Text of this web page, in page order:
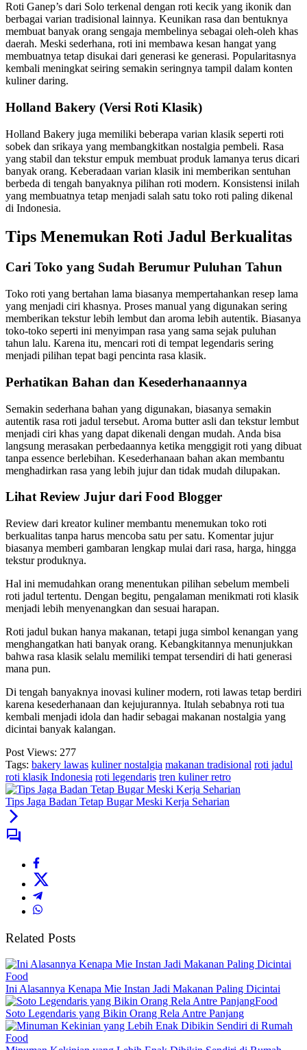
Roti Ganep’s dari Solo terkenal dengan roti kecik yang ikonik dan
berbagai varian tradisional lainnya. Keunikan rasa dan bentuknya
membuat banyak orang sengaja membelinya sebagai oleh-oleh khas
daerah. Meski sederhana, roti ini membawa kesan hangat yang
membuatnya tetap disukai dari generasi ke generasi. Popularitasnya
kembali meningkat seiring semakin seringnya tampil dalam konten
kuliner daring.
Holland Bakery (Versi Roti Klasik)
Holland Bakery juga memiliki beberapa varian klasik seperti roti
sobek dan srikaya yang membangkitkan nostalgia pembeli. Rasa
yang stabil dan tekstur empuk membuat produk lamanya terus dicari
banyak orang. Keberadaan varian klasik ini memberikan sentuhan
berbeda di tengah banyaknya pilihan roti modern. Konsistensi inilah
yang membuatnya tetap menjadi salah satu toko roti paling dikenal
di Indonesia.
Tips Menemukan Roti Jadul Berkualitas
Cari Toko yang Sudah Berumur Puluhan Tahun
Toko roti yang bertahan lama biasanya mempertahankan resep lama
yang menjadi ciri khasnya. Proses manual yang digunakan sering
memberikan tekstur lebih lembut dan aroma lebih autentik. Biasanya
toko-toko seperti ini menyimpan rasa yang sama sejak puluhan
tahun lalu. Karena itu, mencari roti di tempat legendaris sering
menjadi pilihan tepat bagi pencinta rasa klasik.
Perhatikan Bahan dan Kesederhanaannya
Semakin sederhana bahan yang digunakan, biasanya semakin
autentik rasa roti jadul tersebut. Aroma butter asli dan tekstur lembut
menjadi ciri khas yang dapat dikenali dengan mudah. Anda bisa
langsung merasakan perbedaannya ketika menggigit roti yang dibuat
tanpa essence berlebihan. Kesederhanaan bahan akan membantu
menghadirkan rasa yang lebih jujur dan tidak mudah dilupakan.
Lihat Review Jujur dari Food Blogger
Review dari kreator kuliner membantu menemukan toko roti
berkualitas tanpa harus mencoba satu per satu. Komentar jujur
biasanya memberi gambaran lengkap mulai dari rasa, harga, hingga
tekstur produknya.
Hal ini memudahkan orang menentukan pilihan sebelum membeli
roti jadul tertentu. Dengan begitu, pengalaman menikmati roti klasik
menjadi lebih menyenangkan dan sesuai harapan.
Roti jadul bukan hanya makanan, tetapi juga simbol kenangan yang
menghangatkan hati banyak orang. Kebangkitannya menunjukkan
bahwa rasa klasik selalu memiliki tempat tersendiri di hati generasi
mana pun.
Di tengah banyaknya inovasi kuliner modern, roti lawas tetap berdiri
karena kesederhanaan dan kejujurannya. Itulah sebabnya roti tua
kembali menjadi idola dan hadir sebagai makanan nostalgia yang
dicintai banyak kalangan.
Post Views: 277
Tags: bakery lawas kuliner nostalgia makanan tradisional roti jadul
roti klasik Indonesia roti legendaris tren kuliner retro
Tips Jaga Badan Tetap Bugar Meski Kerja Seharian
Related Posts
Food
Ini Alasannya Kenapa Mie Instan Jadi Makanan Paling Dicintai
Food
Soto Legendaris yang Bikin Orang Rela Antre Panjang
Food